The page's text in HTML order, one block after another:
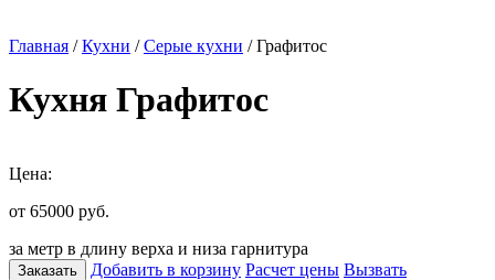
Главная /Кухни /Серые кухни / Графитос
Кухня Графитос
Цена:
от 65000 руб.
за метр в длину верха и низа гарнитура
Заказать Добавить в корзину Расчет цены Вызвать